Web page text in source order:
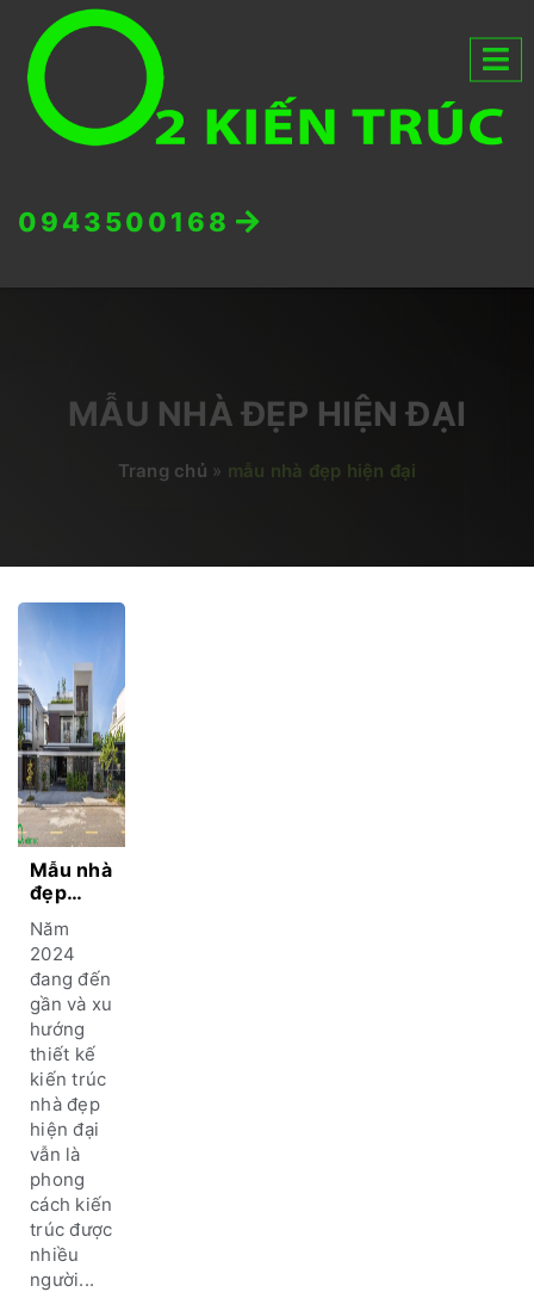
0943500168
MẪU NHÀ ĐẸP HIỆN ĐẠI
Trang chủ » mẫu nhà đẹp hiện đại
Mẫu nhà
đẹp
thiết kế
theo xu
hướng
mới
nhất
2024
Năm
2024
đang đến
gần và xu
hướng
thiết kế
kiến trúc
nhà đẹp
hiện đại
vẫn là
phong
cách kiến
trúc được
nhiều
người...